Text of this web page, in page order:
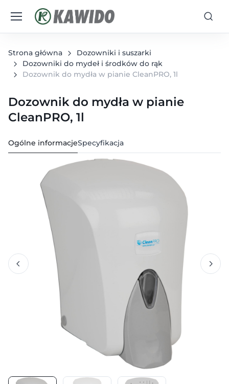
Strona główna
Dozowniki i suszarki
Dozowniki do mydeł i środków do rąk
Dozownik do mydła w pianie CleanPRO, 1l
Dozownik do mydła w pianie
CleanPRO, 1l
Ogólne informacjeSpecyfikacja